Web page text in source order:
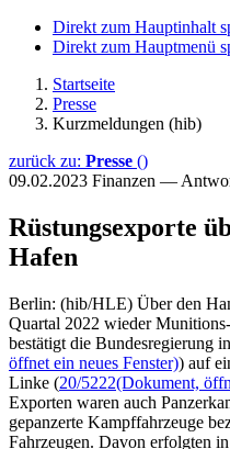
Direkt zum Hauptinhalt
Direkt zum Hauptmenü
Startseite
Presse
Kurzmeldungen (hib)
zurück zu: Presse ()
09.02.2023 Finanzen —
Rüstungsexporte
Hafen
Berlin: (hib/HLE) Über den
Quartal 2022 wieder
bestätigt die Bundesregierung
öffnet ein neues Fenster)) auf
Linke (20/5222(Dokument,
Exporten waren auch
gepanzerte Kampffahrzeuge
Fahrzeugen. Davon erfolgten